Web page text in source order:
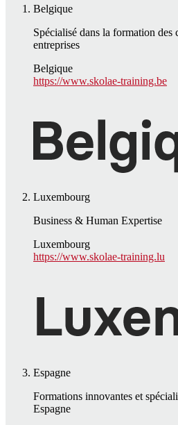
Belgique
Spécialisé dans la formation des
entreprises
Belgique
https://www.skolae-training.be
Luxembourg
Business & Human Expertise
Luxembourg
https://www.skolae-training.lu
Espagne
Formations innovantes et
Espagne